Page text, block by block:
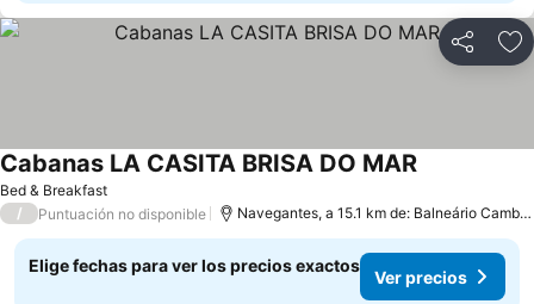
Compartir
Bed & Breakfast
Cabanas LA CASITA BRISA DO MARVer precios
/ Puntuación no disponible Navegantes, a 15.1 km de: Balneário
Elige fechas para ver los precios exactos
Ver precios